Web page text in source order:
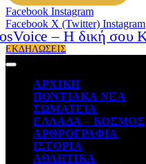
Facebook Instagram
Facebook X (Twitter) Instagram
ΕΚΔΗΛΩΣΕΙΣ
ΑΡΧΙΚΗ
ΠΟΝΤΙΑΚΑ ΝΕΑ
ΣΩΜΑΤΕΙΑ
ΕΛΛΑΔΑ – ΚΟΣΜΟΣ
ΑΡΘΡΟΓΡΑΦΙΑ
ΙΣΤΟΡΙΑ
ΑΘΛΗΤΙΚΑ